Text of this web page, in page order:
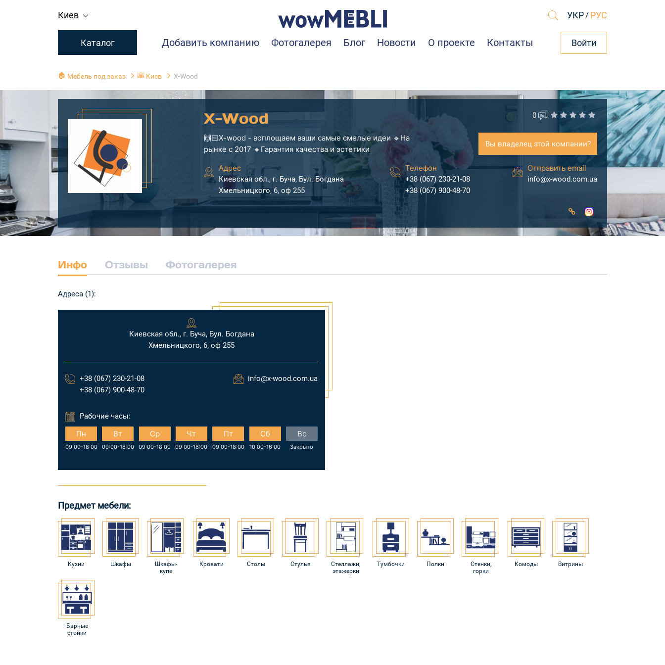
Киев УКР / РУС
Каталог Добавить компанию Фотогалерея Блог Новости О проекте Контакты Войти
🏠 Мебель под заказ 🌇 Киев X-Wood
X-Wood
🙌🏻X-wood - воплощаем ваши самые смелые идеи 🔹На
рынке с 2017 🔸Гарантия качества и эстетики
0
Вы владелец этой компании?
Адрес
Киевская обл., г. Буча, Бул. Богдана
Хмельницкого, 6, оф 255
Телефон
+38 (067) 230-21-08
+38 (067) 900-48-70
Отправить email
info@x-wood.com.ua
Инфо Отзывы Фотогалерея
Адреса (1):
Киевская обл., г. Буча, Бул. Богдана
Хмельницкого, 6, оф 255
+38 (067) 230-21-08
+38 (067) 900-48-70
info@x-wood.com.ua
Рабочие часы:
Пн
09:00-18:00
Вт
09:00-18:00
Ср
09:00-18:00
Чт
09:00-18:00
Пт
09:00-18:00
Сб
10:00-16:00
Вс
Закрыто
Предмет мебели:
Кухни Шкафы
Шкафы-
купе
Кровати Столы Стулья
Стеллажи,
этажерки
Тумбочки Полки
Стенки,
горки
Комоды Витрины
Барные
стойки